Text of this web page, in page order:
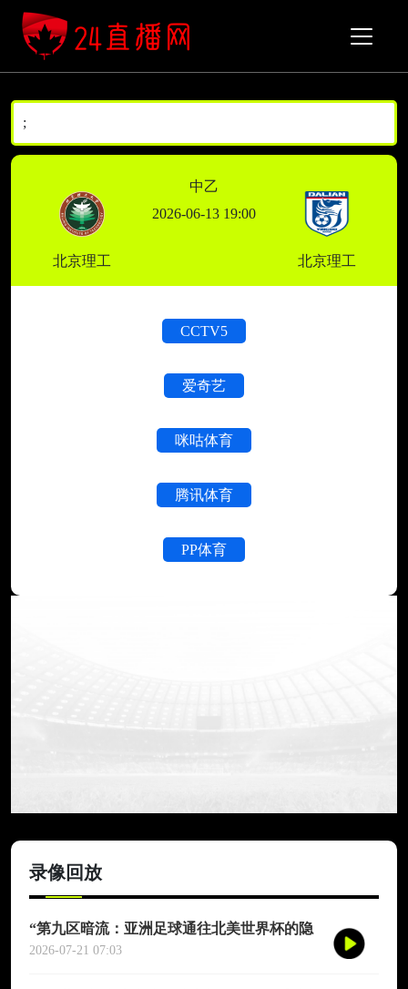
;
北京理工
中乙
2026-06-13 19:00
北京理工
CCTV5
爱奇艺
咪咕体育
腾讯体育
PP体育
录像回放
“第九区暗流：亚洲足球通往北美世界杯的隐
秘支点”
2026-07-21 07:03